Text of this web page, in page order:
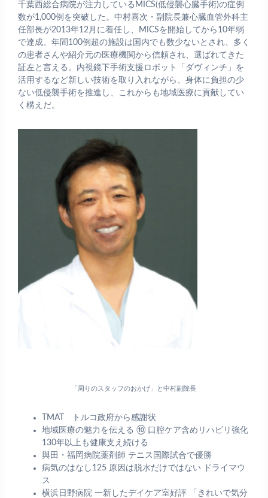
千葉西総合病院が注力しているMICS(低侵襲心臓手術)の症例
数が1,000例を突破した。中村喜次・副院長兼心臓血管外科主
任部長が2013年12月に着任し、MICSを開始してから10年弱
で達成。年間100例超の施設は国内でも数少ないとされ、多く
の患者さんや紹介元の医療機関から信頼され、選ばれてきた
証左と言える。内視鏡下手術支援ロボット「ダヴィンチ」を
活用するなど新しい技術を取り入れながら、身体に負担の少
ない低侵襲手術を推進し、これからも地域医療に貢献してい
く構えだ。
「周りのスタッフのおかげ」と中村副院長
TMAT トルコ政府から感謝状
地域医療の魅力を伝える ⑩ 口腔ケア含めリハビリ強化
130年以上も健康支え続ける
與田・福岡病院薬剤師 テニス国際試合で優勝
病気のはなし125 原因は脱水だけではない ドライマウ
ス
横浜日野病院 一新したデイケア室好評 「きれいで気分